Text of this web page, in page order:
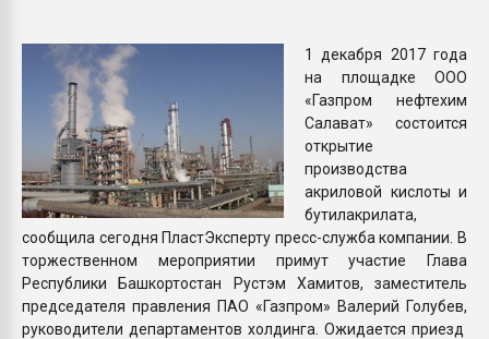
1 декабря 2017 года
на площадке ООО
«Газпром нефтехим
Салават» состоится
открытие
производства
акриловой кислоты и
бутилакрилата,
сообщила сегодня ПластЭксперту пресс-служба компании. В
торжественном мероприятии примут участие Глава
Республики Башкортостан Рустэм Хамитов, заместитель
председателя правления ПАО «Газпром» Валерий Голубев,
руководители департаментов холдинга. Ожидается приезд